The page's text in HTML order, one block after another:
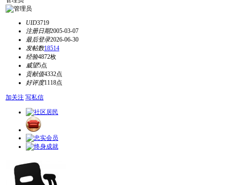
UID3719
注册日期2005-03-07
最后登录2026-06-30
发帖数18514
经验4872枚
威望5点
贡献值4332点
好评度1118点
加关注 写私信